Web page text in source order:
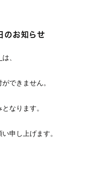
のお知らせ
は、
できません。
なります。
申し上げます。